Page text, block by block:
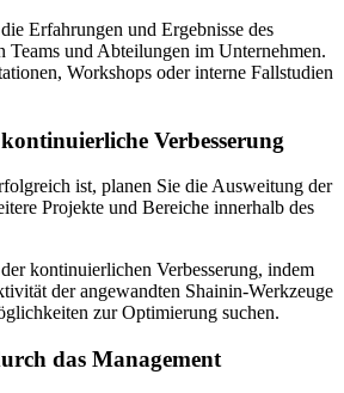
Erfahrungen und Ergebnisse des
Teams und Abteilungen im Unternehmen.
Workshops oder interne Fallstudien
Verbesserung
ist, planen Sie die Ausweitung der
Projekte und Bereiche innerhalb des
kontinuierlichen Verbesserung, indem
der angewandten Shainin-Werkzeuge
zur Optimierung suchen.
das Management